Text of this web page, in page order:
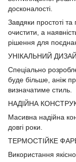
досконалості.
Завдяки простоті
очистити, а
рішення для
УНІКАЛЬНИЙ
Спеціально
буде більше, аніж
визначатиме стиль.
НАДІЙНА
Масивна надійна
довгі роки.
ТЕРМОСТІЙКЕ
Використання